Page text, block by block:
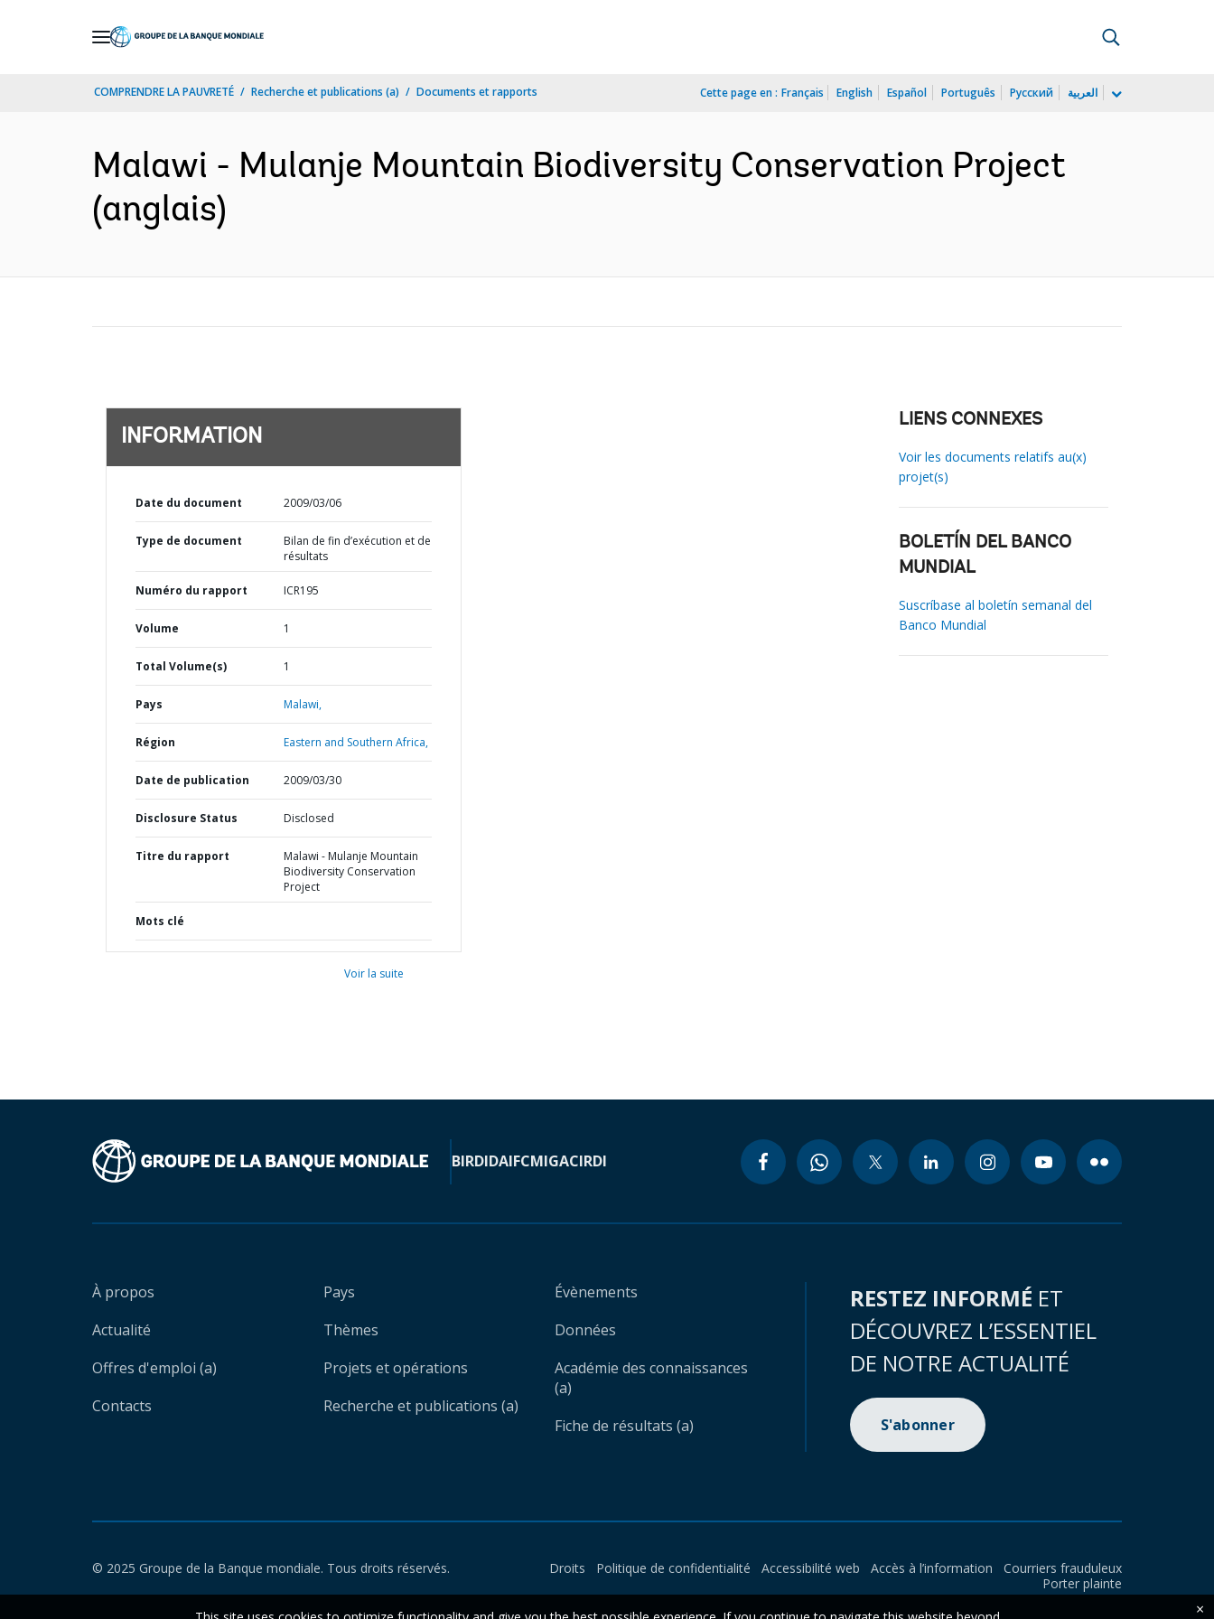
COMPRENDRE LA PAUVRETÉ Recherche et publications (a) Documents et rapports Cette page en : Français English Español Português Русский العربية
Malawi - Mulanje Mountain Biodiversity Conservation Project
(anglais)
INFORMATION
Date du document 2009/03/06
Type de document
Bilan de fin d’exécution et de
résultats
Numéro du rapport ICR195
Volume 1
Total Volume(s) 1
Pays Malawi,
Région Eastern and Southern Africa,
Date de publication 2009/03/30
Disclosure Status Disclosed
Titre du rapport
Malawi - Mulanje Mountain
Biodiversity Conservation
Project
Mots clé
Voir la suite
LIENS CONNEXES
Voir les documents relatifs au(x)
projet(s)
BOLETÍN DEL BANCO
MUNDIAL
Suscríbase al boletín semanal del
Banco Mundial
BIRDIDAIFCMIGACIRDI
À propos
Actualité
Offres d'emploi (a)
Contacts
Pays
Thèmes
Projets et opérations
Recherche et publications (a)
Évènements
Données
Académie des connaissances
(a)
Fiche de résultats (a)
RESTEZ INFORMÉ ET
DÉCOUVREZ L’ESSENTIEL
DE NOTRE ACTUALITÉ
S'abonner
© 2025 Groupe de la Banque mondiale. Tous droits réservés. Droits Politique de confidentialité Accessibilité web Accès à l’information
Courriers frauduleux
Porter plainte
×